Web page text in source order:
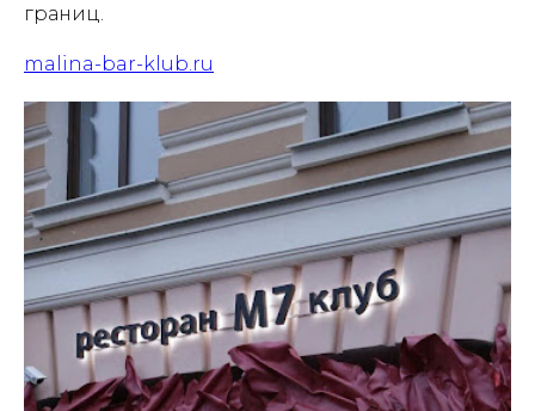
границ.
malina-bar-klub.ru